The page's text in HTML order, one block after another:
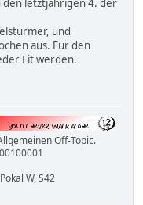
den letztjährigen 4. der
und
aus. Für den
Fit werden.
Off-Topic.
W, S42